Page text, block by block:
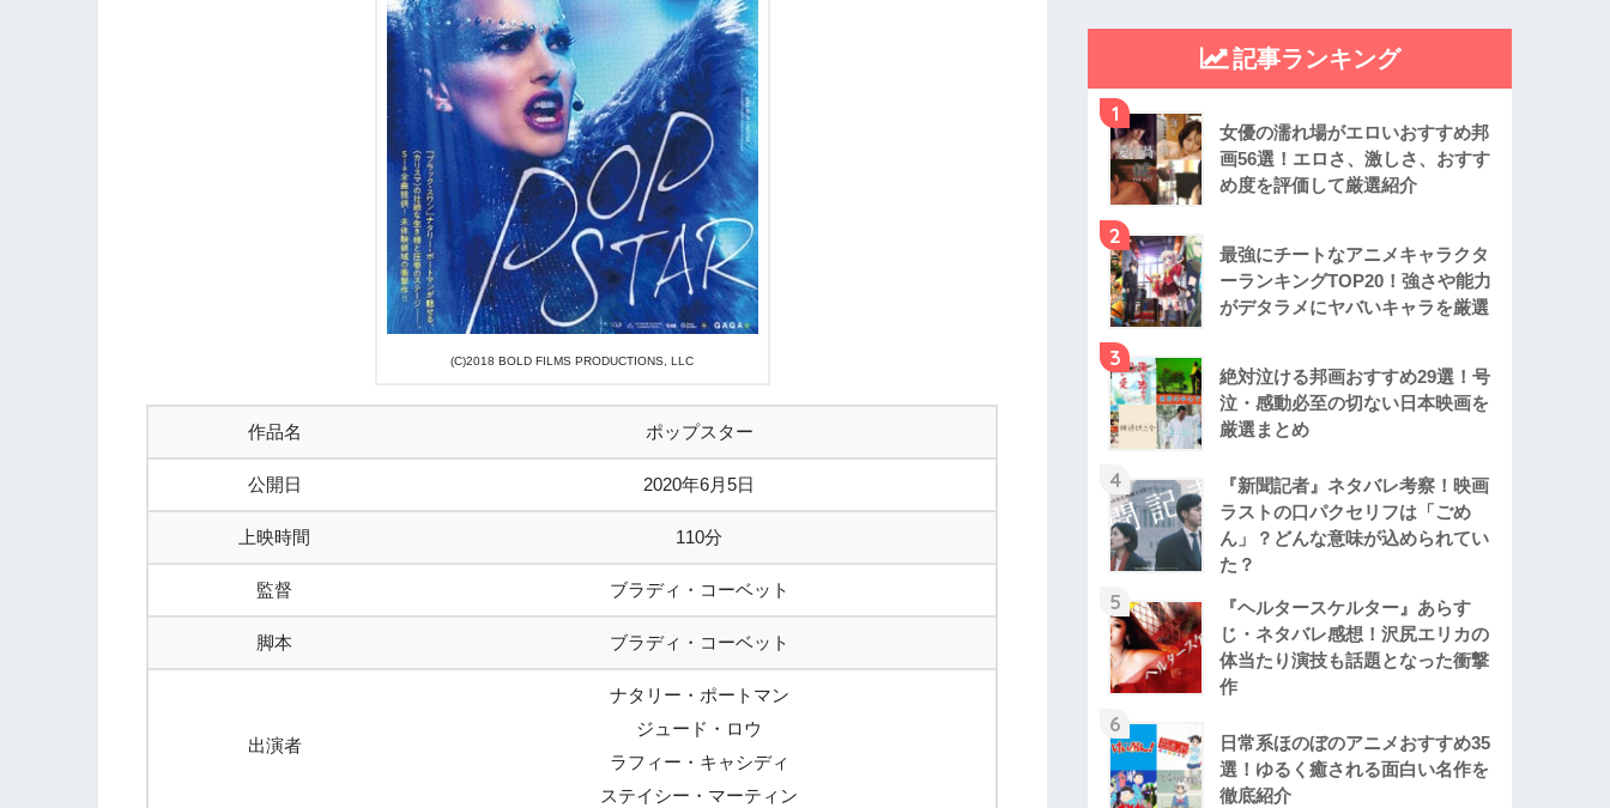
(C)2018 BOLD FILMS PRODUCTIONS, LLC
作品名 ポップスター
公開日 2020年6月5日
上映時間 110分
監督 ブラディ・コーベット
脚本 ブラディ・コーベット
出演者
ナタリー・ポートマン
ジュード・ロウ
ラフィー・キャシディ
ステイシー・マーティン
記事ランキング
1
女優の濡れ場がエロいおすすめ邦
画56選！エロさ、激しさ、おすす
め度を評価して厳選紹介
2
最強にチートなアニメキャラクタ
ーランキングTOP20！強さや能力
がデタラメにヤバいキャラを厳選
3
絶対泣ける邦画おすすめ29選！号
泣・感動必至の切ない日本映画を
厳選まとめ
4
『新聞記者』ネタバレ考察！映画
ラストの口パクセリフは「ごめ
ん」？どんな意味が込められてい
た？
5
『ヘルタースケルター』あらす
じ・ネタバレ感想！沢尻エリカの
体当たり演技も話題となった衝撃
作
6
日常系ほのぼのアニメおすすめ35
選！ゆるく癒される面白い名作を
徹底紹介